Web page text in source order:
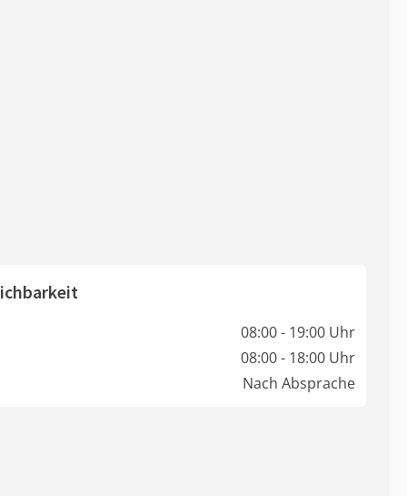
08:00 - 19:00 Uhr
08:00 - 18:00 Uhr
Nach Absprache